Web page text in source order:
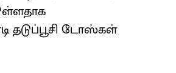
தடுப்பூசி டோஸ்கள்